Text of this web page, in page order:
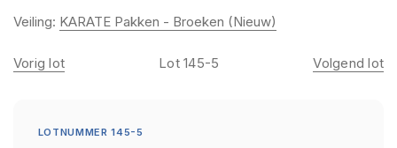
Veiling: KARATE Pakken - Broeken (Nieuw)
Vorig lot Lot 145-5 Volgend lot
LOTNUMMER 145-5